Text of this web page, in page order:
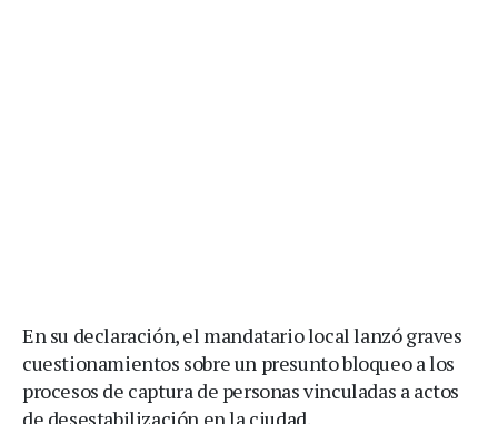
En su declaración, el mandatario local lanzó graves
cuestionamientos sobre un presunto bloqueo a los
procesos de captura de personas vinculadas a actos
de desestabilización en la ciudad.